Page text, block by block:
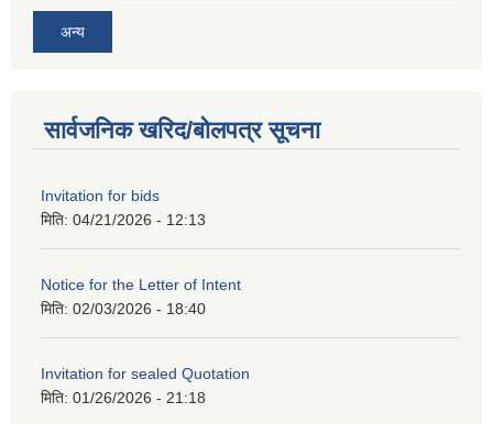
अन्य
सार्वजनिक खरिद/बोलपत्र सूचना
Invitation for bids
मिति: 04/21/2026 - 12:13
Notice for the Letter of Intent
मिति: 02/03/2026 - 18:40
Invitation for sealed Quotation
मिति: 01/26/2026 - 21:18